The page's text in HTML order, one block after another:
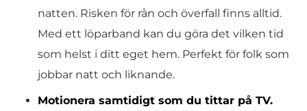
natten. Risken för rån och överfall finns alltid.
Med ett löparband kan du göra det vilken tid
som helst i ditt eget hem. Perfekt för folk som
jobbar natt och liknande.
Motionera samtidigt som du tittar på TV.